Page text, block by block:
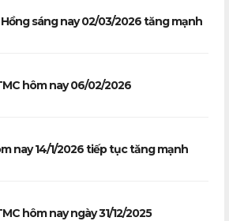
Hồng sáng nay 02/03/2026 tăng mạnh
hôm nay 06/02/2026
nay 14/1/2026 tiếp tục tăng mạnh
hôm nay ngày 31/12/2025